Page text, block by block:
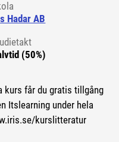
Hadar AB
(50%)
kurs får du gratis tillgång
Itslearning under hela
kurslitteratur